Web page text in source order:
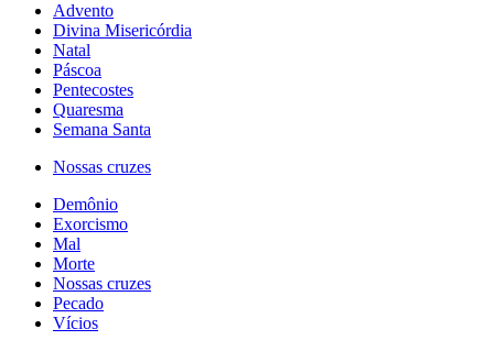
Advento
Divina Misericórdia
Natal
Páscoa
Pentecostes
Quaresma
Semana Santa
Nossas cruzes
Demônio
Exorcismo
Mal
Morte
Nossas cruzes
Pecado
Vícios